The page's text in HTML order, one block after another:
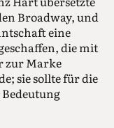
Broadway, und
eine
die mit
zur Marke
sie sollte für die